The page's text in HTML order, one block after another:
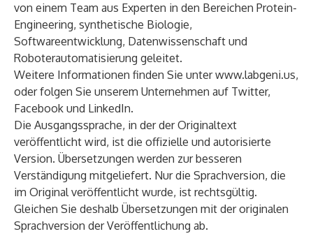
von einem Team aus Experten in den Bereichen Protein-
Engineering, synthetische Biologie,
Softwareentwicklung, Datenwissenschaft und
Roboterautomatisierung geleitet.
Weitere Informationen finden Sie unterwww.labgeni.us,
oder folgen Sie unserem Unternehmen auf Twitter,
Facebook und LinkedIn.
Die Ausgangssprache, in der der Originaltext
veröffentlicht wird, ist die offizielle und autorisierte
Version. Übersetzungen werden zur besseren
Verständigung mitgeliefert. Nur die Sprachversion, die
im Original veröffentlicht wurde, ist rechtsgültig.
Gleichen Sie deshalb Übersetzungen mit der originalen
Sprachversion der Veröffentlichung ab.